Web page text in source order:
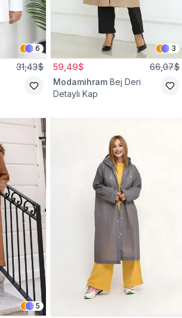
6
31,43$
3
59,49$ 66,07$
Modamihram Bej Deri
Detaylı Kap
5